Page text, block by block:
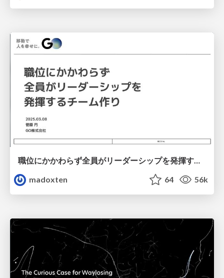
職位にかかわらず全員がリーダーシップを発揮するチーム作り / Building a team where everyone can demonstrate leadership regardless of position
madoxten
64 56k